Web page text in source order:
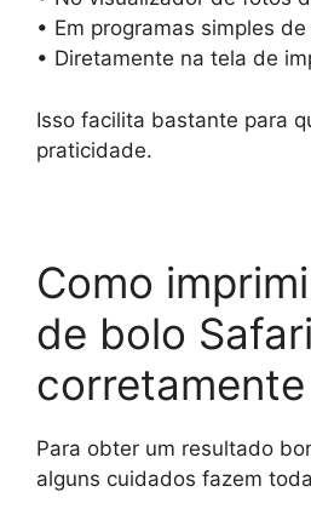
• Em programas simples
• Diretamente na tela de
Isso facilita bastante para
praticidade.
Como
de bolo Safari
corretamente
Para obter um resultado
alguns cuidados fazem